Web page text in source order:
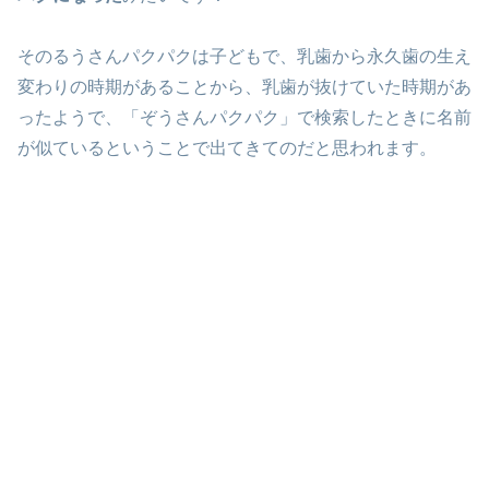
そのるうさんパクパクは子どもで、乳歯から永久歯の生え
変わりの時期があることから、乳歯が抜けていた時期があ
ったようで、「ぞうさんパクパク」で検索したときに名前
が似ているということで出てきてのだと思われます。